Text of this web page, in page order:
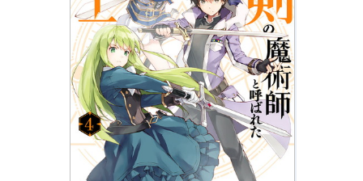
会社情報 採用情報
スクウェア・エニックス サイト内検索